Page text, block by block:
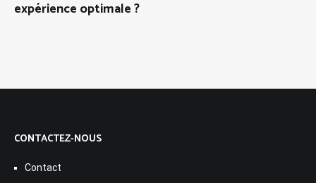
expérience optimale ?
CONTACTEZ-NOUS
Contact